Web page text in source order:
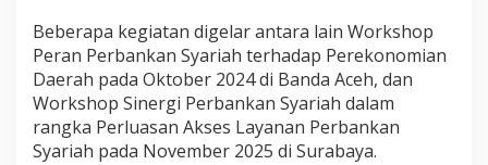
Beberapa kegiatan digelar antara lain Workshop
Peran Perbankan Syariah terhadap Perekonomian
Daerah pada Oktober 2024 di Banda Aceh, dan
Workshop Sinergi Perbankan Syariah dalam
rangka Perluasan Akses Layanan Perbankan
Syariah pada November 2025 di Surabaya.